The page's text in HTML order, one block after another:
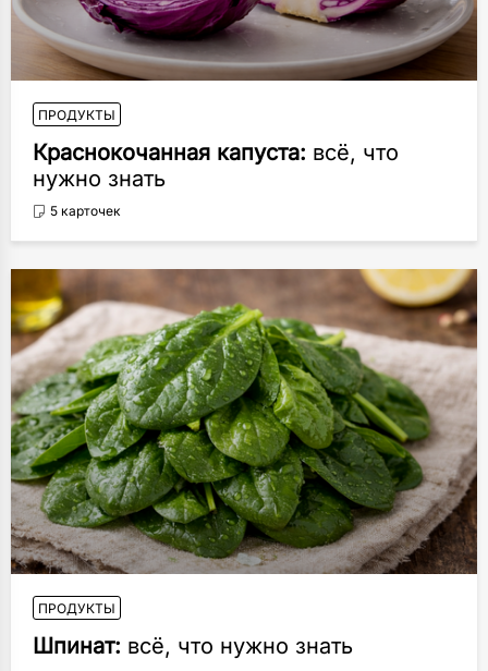
ПРОДУКТЫ
Краснокочанная капуста: всё, что
нужно знать
5 карточек
ПРОДУКТЫ
Шпинат: всё, что нужно знать